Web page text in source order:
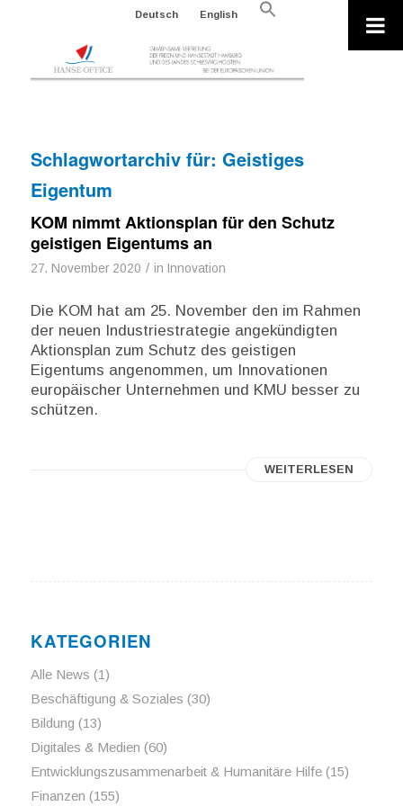
Deutsch English
Search
Schlagwortarchiv für: Geistiges
Eigentum
KOM nimmt Aktionsplan für den Schutz
geistigen Eigentums an
27. November 2020 / in Innovation
Die KOM hat am 25. November den im Rahmen
der neuen Industriestrategie angekündigten
Aktionsplan zum Schutz des geistigen
Eigentums angenommen, um Innovationen
europäischer Unternehmen und KMU besser zu
schützen.
WEITERLESEN
KATEGORIEN
Alle News (1)
Beschäftigung & Soziales (30)
Bildung (13)
Digitales & Medien (60)
Entwicklungszusammenarbeit & Humanitäre Hilfe(15)
Finanzen (155)